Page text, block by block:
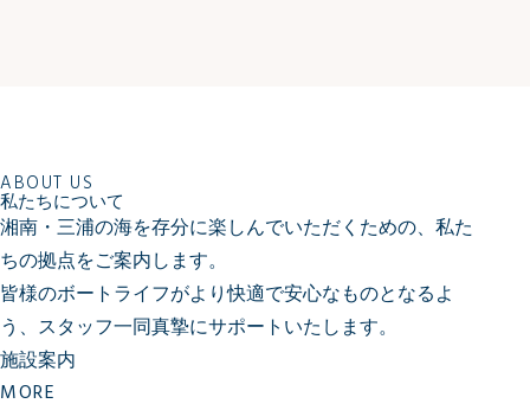
ABOUT US
私たちについて
湘南・三浦の海を存分に楽しんでいただくための、私た
ちの拠点をご案内します。
皆様のボートライフがより快適で安心なものとなるよ
う、
スタッフ一同真摯にサポートいたします。
施設案内
MORE